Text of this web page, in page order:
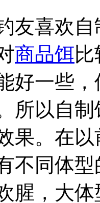
友喜欢
商品饵
好一些
所以自
果。在
不同体
腥，大